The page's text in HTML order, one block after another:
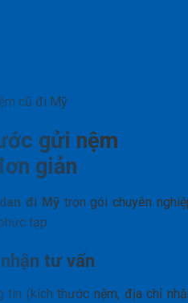
cũ đi Mỹ
gửi nệm
giản
đi Mỹtrọn gói chuyên
tạp.
tư vấn
tin (kích thước nệm, địa chỉ